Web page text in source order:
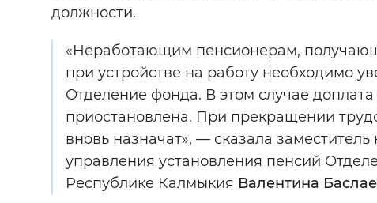
должности.
«Неработающим пенсионерам,
при устройстве на работу необходимо
Отделение фонда. В этом случае доплата
приостановлена. При прекращении
вновь назначат», — сказала заместитель
управления установления пенсий
Республике Калмыкия Валентина